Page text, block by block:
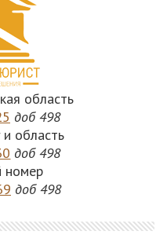
область
доб 498
область
доб 498
номер
доб 498